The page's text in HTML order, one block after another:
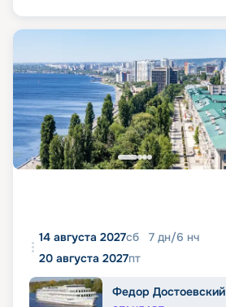
14 августа 2027сб 7 дн/6 нч
20 августа 2027пт
Федор Достоевский